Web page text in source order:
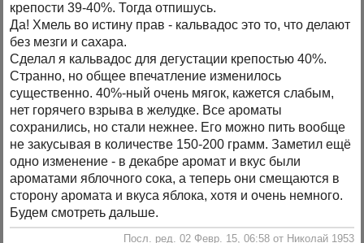
крепости 39-40%. Тогда отпишусь.
Да! Хмель во истину прав - кальвадос это то, что делают
без мезги и сахара.
Сделал я кальвадос для дегустации крепостью 40%.
Странно, но общее впечатление изменилось
существенно. 40%-ный очень мягок, кажется слабым,
нет горячего взрыва в желудке. Все ароматы
сохранились, но стали нежнее. Его можно пить вообще
не закусывая в количестве 150-200 грамм. Заметил ещё
одно изменение - в декабре аромат и вкус были
ароматами яблочного сока, а теперь они смещаются в
сторону аромата и вкуса яблока, хотя и очень немного.
Будем смотреть дальше.
Посл. ред. 02 Февр. 15, 06:58 от Николай 1953